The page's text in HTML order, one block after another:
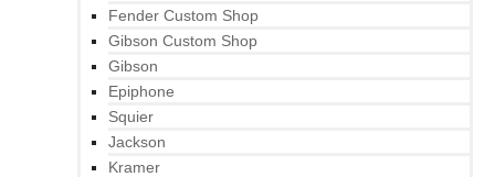
Fender Custom Shop
Gibson Custom Shop
Gibson
Epiphone
Squier
Jackson
Kramer